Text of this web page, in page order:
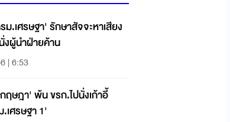
.เศรษฐา' รักษาสัจจะหาเสียง
งผู้นำฝ่ายค้าน
| 6:53
ฤษฎา' พ้น ขรก.ไปนั่งเก้าอี้
เศรษฐา 1'